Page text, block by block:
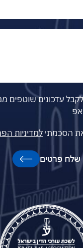
לקבל עדכונים שוטפים
הסכמתי למדיניות
שלח פרטים